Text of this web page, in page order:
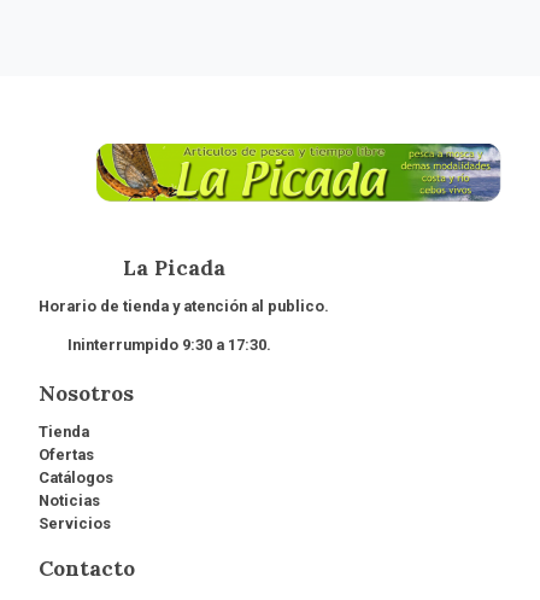
La Picada
Horario de tienda y atención al publico.
Ininterrumpido 9:30 a 17:30.
Nosotros
Tienda
Ofertas
Catálogos
Noticias
Servicios
Contacto